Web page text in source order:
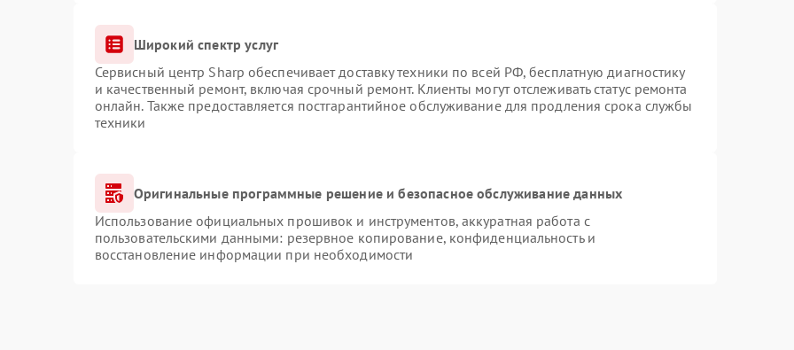
Широкий спектр услуг
Сервисный центр Sharp обеспечивает доставку техники по всей РФ, бесплатную диагностику
и качественный ремонт, включая срочный ремонт. Клиенты могут отслеживать статус ремонта
онлайн. Также предоставляется постгарантийное обслуживание для продления срока службы
техники
Оригинальные программные решение и безопасное обслуживание данных
Использование официальных прошивок и инструментов, аккуратная работа с
пользовательскими данными: резервное копирование, конфиденциальность и
восстановление информации при необходимости